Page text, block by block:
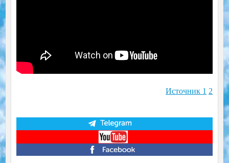
Источник 1 2